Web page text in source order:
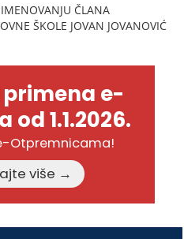
IMENOVANJU ČLANA
ŠKOLE JOVAN JOVANOVIĆ
e-
1.1.2026.
Otpremnicama!
Pročitajte više →